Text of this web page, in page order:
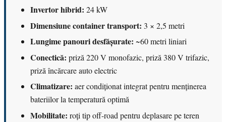
Invertor hibrid: 24 kW
Dimensiune container transport: 3 × 2,5 metri
Lungime panouri desfășurate: ~60 metri liniari
Conectică: priză 220 V monofazic, priză 380 V trifazic,
priză încărcare auto electric
Climatizare: aer condiționat integrat pentru menținerea
bateriilor la temperatură optimă
Mobilitate: roți tip off-road pentru deplasare pe teren